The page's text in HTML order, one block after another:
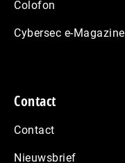
Colofon
Cybersec e-Magazine
Contact
Contact
Nieuwsbrief